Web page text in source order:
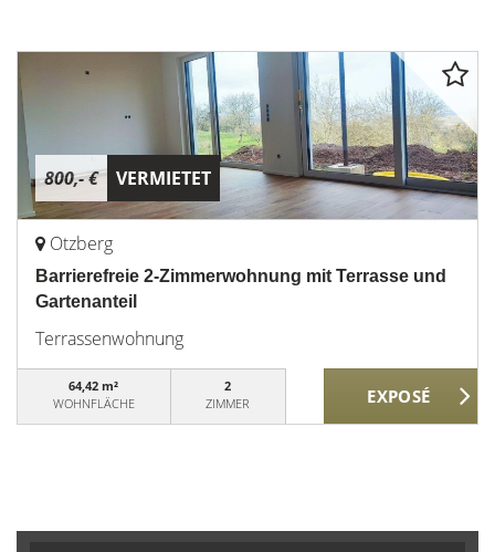
800,- € VERMIETET
Otzberg
Barrierefreie 2-Zimmerwohnung mit Terrasse und
Gartenanteil
Terrassenwohnung
64,42 m²
WOHNFLÄCHE
2
ZIMMER